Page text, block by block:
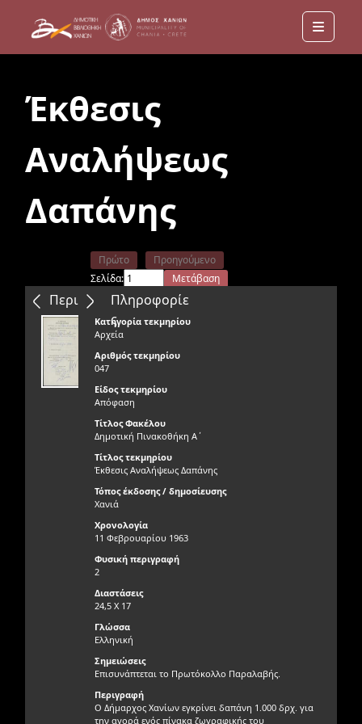
Menu
Έκθεσις
Αναλήψεως
Δαπάνης
Περιεχόμενα
Πρώτο
Προηγούμενο
Σελίδα:
Μετάβαση
Επόμενο
Τελευταίο
Πληροφορίε
ς
Κατηγορία τεκμηρίου
Αρχεία
Αριθμός τεκμηρίου
047
Είδος τεκμηρίου
Απόφαση
Τίτλος Φακέλου
Δημοτική Πινακοθήκη Α΄
Τίτλος τεκμηρίου
Έκθεσις Αναλήψεως Δαπάνης
Τόπος έκδοσης / δημοσίευσης
Χανιά
Χρονολογία
11 Φεβρουαρίου 1963
Φυσική περιγραφή
2
Διαστάσεις
24,5 Χ 17
Γλώσσα
Ελληνική
Σημειώσεις
Επισυνάπτεται το Πρωτόκολλο Παραλαβής.
Περιγραφή
Ο Δήμαρχος Χανίων εγκρίνει δαπάνη 1.000 δρχ. για
την αγορά ενός πίνακα ζωγραφικής του